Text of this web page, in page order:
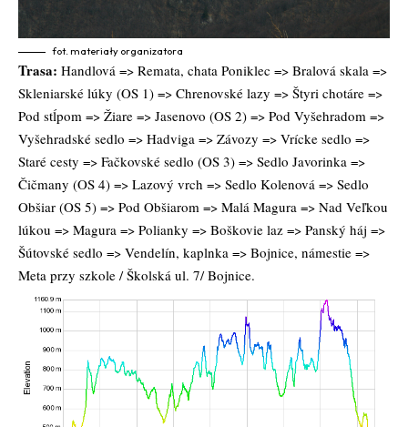
fot. materiały organizatora
Trasa: Handlová => Remata, chata Poniklec => Bralová skala =>
Skleniarské lúky (OS 1) => Chrenovské lazy => Štyri chotáre =>
Pod stĺpom => Žiare => Jasenovo (OS 2) => Pod Vyšehradom =>
Vyšehradské sedlo => Hadviga => Závozy => Vrícke sedlo =>
Staré cesty => Fačkovské sedlo (OS 3) => Sedlo Javorinka =>
Čičmany (OS 4) => Lazový vrch => Sedlo Kolenová => Sedlo
Obšiar (OS 5) => Pod Obšiarom => Malá Magura => Nad Veľkou
lúkou => Magura => Polianky => Boškovie laz => Panský háj =>
Šútovské sedlo => Vendelín, kaplnka => Bojnice, námestie =>
Meta przy szkole / Školská ul. 7/ Bojnice.